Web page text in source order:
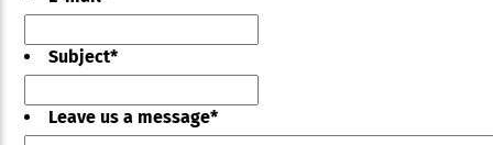
Subject*
Leave us a message*